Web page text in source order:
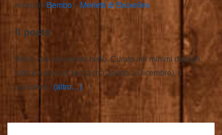
recensiti Bembo e Merletti di Bruxelles
Il posto
Bello, ma veramente bello. Curato nei minimi dettagli,
tutto è nuovo di zecca (ha aperto a Dicembre), il
pavimento (altro…)